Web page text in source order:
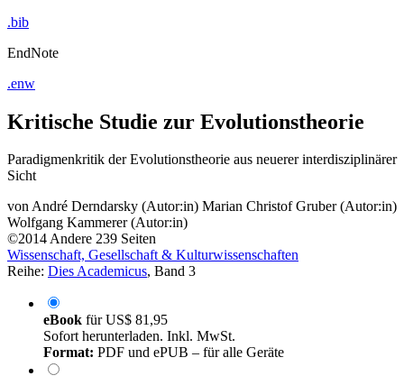
.bib
EndNote
.enw
Kritische Studie zur Evolutionstheorie
Paradigmenkritik der Evolutionstheorie aus neuerer interdisziplinärer
Sicht
vonAndré Derndarsky (Autor:in) Marian Christof Gruber (Autor:in)
Wolfgang Kammerer (Autor:in)
©2014Andere 239 Seiten
Wissenschaft, Gesellschaft & Kulturwissenschaften
Reihe: Dies Academicus, Band 3
eBook fürUS$ 81,95
Sofort herunterladen. Inkl. MwSt.
Format: PDF und ePUB – für alle Geräte